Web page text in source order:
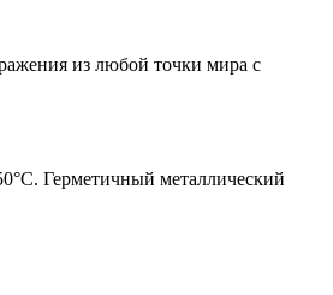
из любой точки мира с
Герметичный металлический